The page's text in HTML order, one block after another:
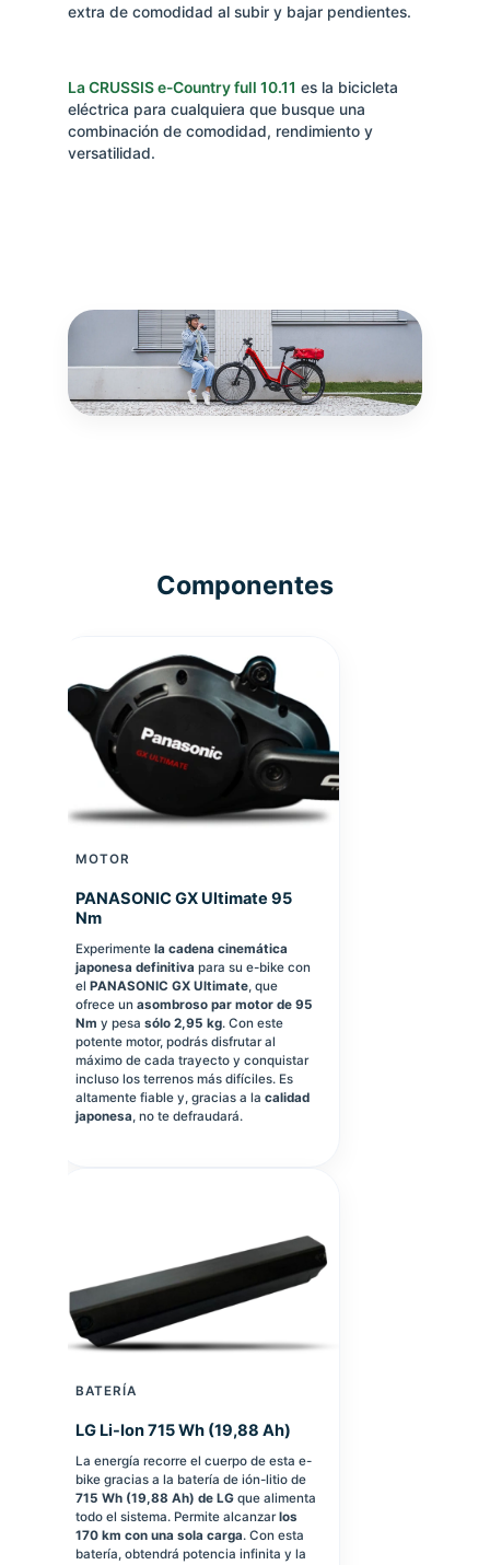
extra de comodidad al subir y bajar pendientes.
La CRUSSIS e-Country full 10.11 es la bicicleta
eléctrica para cualquiera que busque una
combinación de comodidad, rendimiento y
versatilidad.
Componentes
MOTOR
PANASONIC GX Ultimate 95
Nm
Experimentela cadena cinemática
japonesa definitiva para su e-bike con
elPANASONIC GX Ultimate, que
ofrece unasombroso par motor de 95
Nm y pesasólo 2,95 kg. Con este
potente motor, podrás disfrutar al
máximo de cada trayecto y conquistar
incluso los terrenos más difíciles. Es
altamente fiable y, gracias a lacalidad
japonesa, no te defraudará.
BATERÍA
LG Li-Ion 715 Wh (19,88 Ah)
La energía recorre el cuerpo de esta e-
bike gracias a la batería de ión-litio de
715 Wh (19,88 Ah) de LG que alimenta
todo el sistema. Permite alcanzarlos
170 km con una sola carga. Con esta
batería, obtendrá potencia infinita y la